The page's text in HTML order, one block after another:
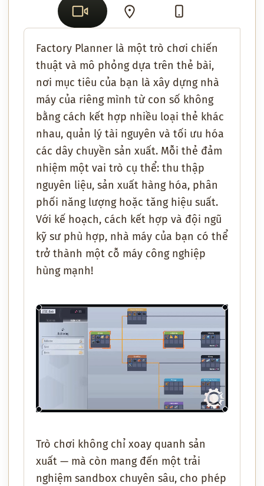
Factory Planner là một trò chơi chiến
thuật và mô phỏng dựa trên thẻ bài,
nơi mục tiêu của bạn là xây dựng nhà
máy của riêng mình từ con số không
bằng cách kết hợp nhiều loại thẻ khác
nhau, quản lý tài nguyên và tối ưu hóa
các dây chuyền sản xuất. Mỗi thẻ đảm
nhiệm một vai trò cụ thể: thu thập
nguyên liệu, sản xuất hàng hóa, phân
phối năng lượng hoặc tăng hiệu suất.
Với kế hoạch, cách kết hợp và đội ngũ
kỹ sư phù hợp, nhà máy của bạn có thể
trở thành một cỗ máy công nghiệp
hùng mạnh!
Trò chơi không chỉ xoay quanh sản
xuất — mà còn mang đến một trải
nghiệm sandbox chuyên sâu, cho phép